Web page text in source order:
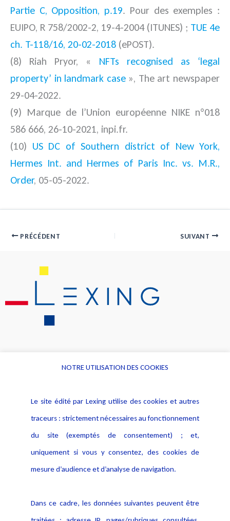
Partie C, Opposition, p.19. Pour des exemples :
EUIPO, R 758/2002-2, 19-4-2004 (ITUNES) ; TUE 4e
ch. T-118/16, 20-02-2018 (ePOST).
(8) Riah Pryor, « NFTs recognised as ‘legal
property’ in landmark case», The art newspaper
29-04-2022.
(9) Marque de l’Union européenne NIKE n°018
586 666, 26-10-2021, inpi.fr.
(10) US DC of Southern district of New York,
Hermes Int. and Hermes of Paris Inc. vs. M.R.,
Order, 05-05-2022.
PRÉCÉDENT SUIVANT
Alerte professionnelle
Déclaration d'accessibilité
Notice Légale
Politique de protection des
données
Publications
NOTRE UTILISATION DES COOKIES
Le site édité par Lexing utilise des cookies et autres
traceurs : strictement nécessaires au fonctionnement
du site (exemptés de consentement) ; et,
uniquement si vous y consentez, des cookies de
mesure d’audience et d’analyse de navigation.
Dans ce cadre, les données suivantes peuvent être